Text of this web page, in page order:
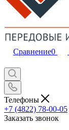
Сравнение0
Телефоны
+7 (4822) 78-00-05
Заказать звонок